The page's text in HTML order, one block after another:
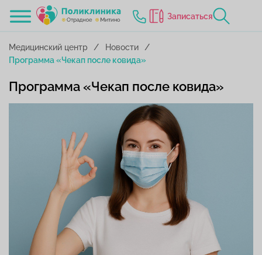
Записаться
Медицинский центр
Новости
Программа «Чекап после ковида»
Программа «Чекап после ковида»